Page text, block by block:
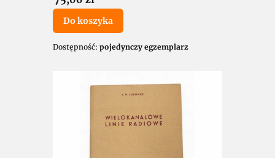
Do koszyka
Dostępność: pojedynczy egzemplarz